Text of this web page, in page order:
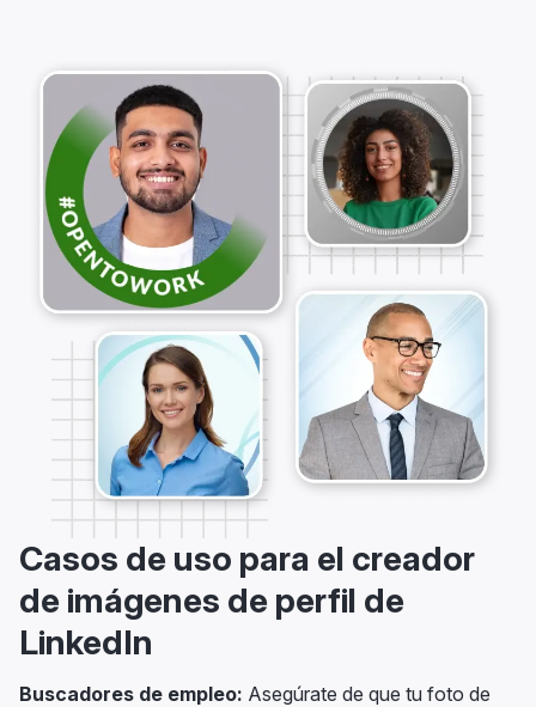
Casos de uso para el creador
de imágenes de perfil de
LinkedIn
Buscadores de empleo: Asegúrate de que tu foto de